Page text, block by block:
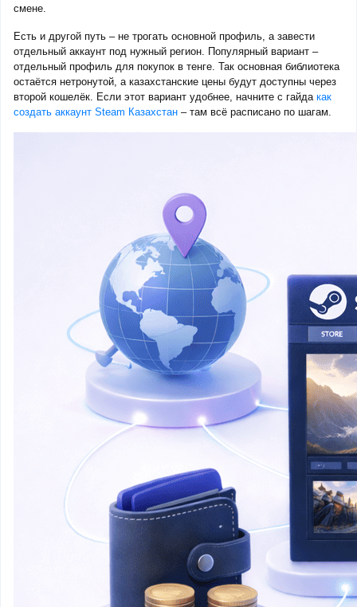
смене.
Есть и другой путь – не трогать основной профиль, а завести
отдельный аккаунт под нужный регион. Популярный вариант –
отдельный профиль для покупок в тенге. Так основная библиотека
остаётся нетронутой, а казахстанские цены будут доступны через
второй кошелёк. Если этот вариант удобнее, начните с гайда как
создать аккаунт Steam Казахстан – там всё расписано по шагам.